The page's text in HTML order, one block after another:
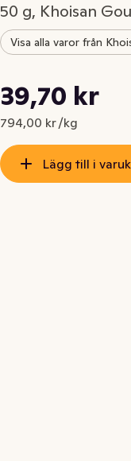
50 g, Khoisan
Visa alla varor från
Nuvarande pris är:
39,70 kr
794,00 kr /kg
Styckpris: 794,00 kr /kg
Lägg till i